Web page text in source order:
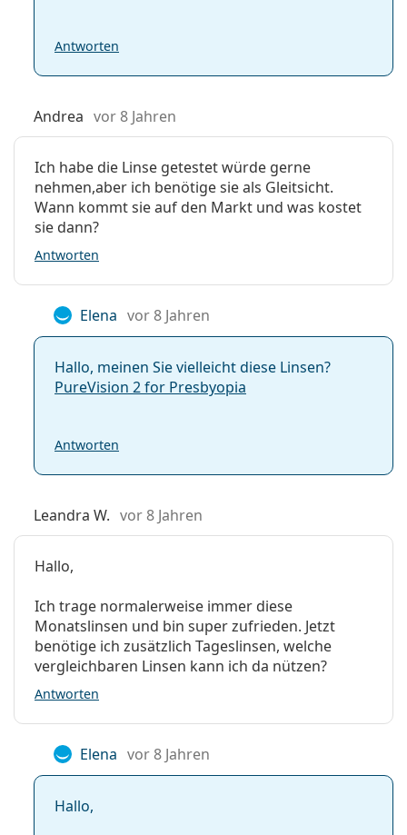
Antworten
Andrea vor 8 Jahren
Ich habe die Linse getestet würde gerne
nehmen,aber ich benötige sie als Gleitsicht.
Wann kommt sie auf den Markt und was kostet
sie dann?
Antworten
Elena vor 8 Jahren
Hallo, meinen Sie vielleicht diese Linsen?
PureVision 2 for Presbyopia
Antworten
Leandra W. vor 8 Jahren
Hallo,
Ich trage normalerweise immer diese
Monatslinsen und bin super zufrieden. Jetzt
benötige ich zusätzlich Tageslinsen, welche
vergleichbaren Linsen kann ich da nützen?
Antworten
Elena vor 8 Jahren
Hallo,